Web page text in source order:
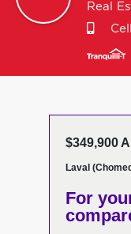
Real
$349,900
Laval
For